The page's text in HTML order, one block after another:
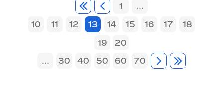
1
...
10
11 12 13 14 15 16 17
18
19
20
...
30 40 50 60 70